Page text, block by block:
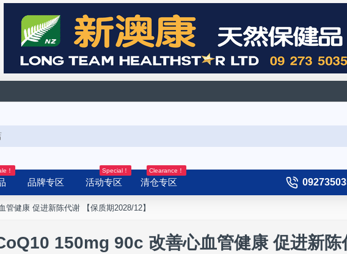
！
品牌专区 活动专区
Special！
清仓专区
Clearance！
健康 促进新陈代谢 【保质期2028/12】
150mg 90c 改善心血管健康 促进新陈